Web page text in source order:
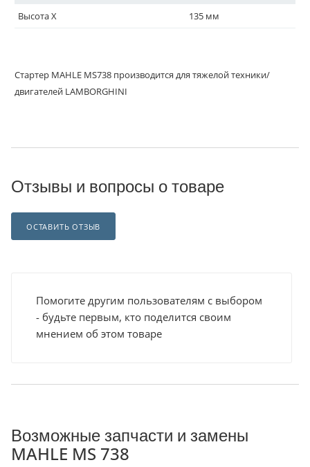
Высота X
135 мм
Стартер MAHLE MS738 производится для тяжелой техники/
двигателей LAMBORGHINI
Отзывы и вопросы о товаре
ОСТАВИТЬ ОТЗЫВ
Помогите другим пользователям с выбором
- будьте первым, кто поделится своим
мнением об этом товаре
Возможные запчасти и замены
MAHLE MS 738